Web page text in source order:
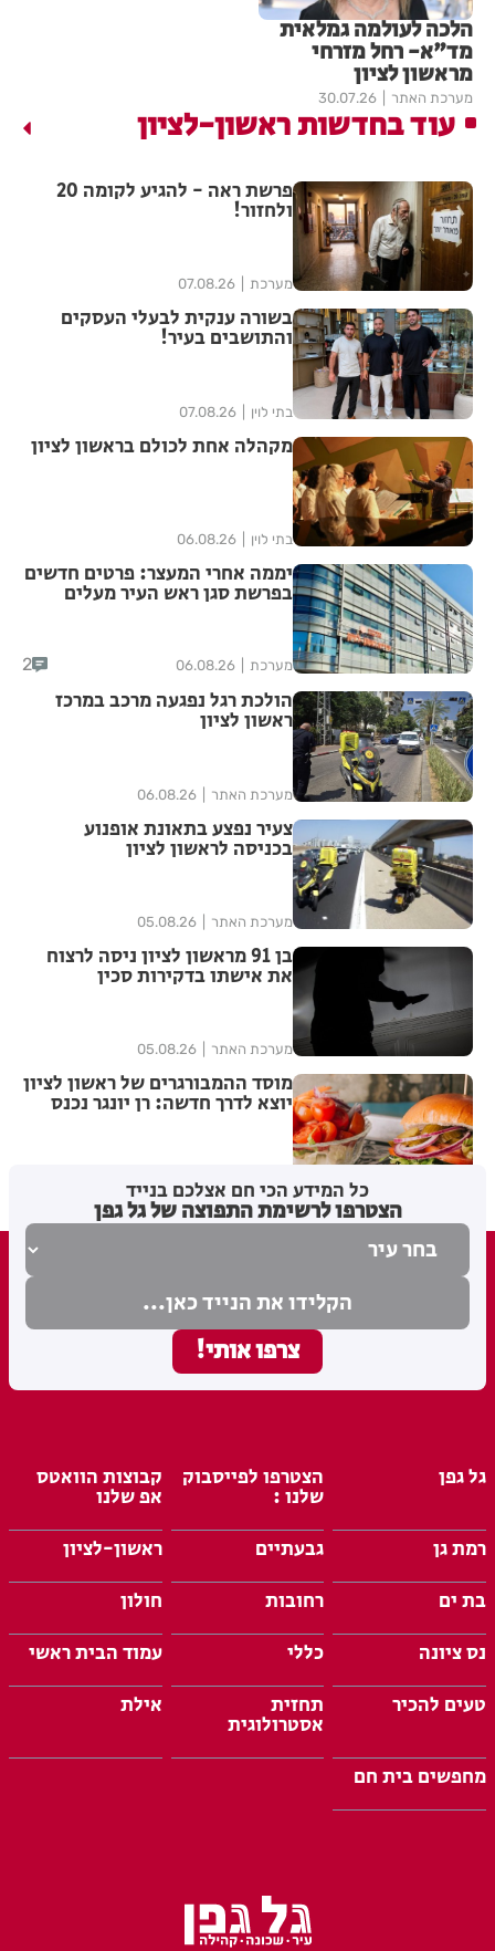
הלכה לעולמה גמלאית
מד"א- רחל מזרחי
מראשון לציון
מערכת האתר 30.07.26
עוד בחדשות ראשון-לציון
פרשת ראה - להגיע לקומה 20
ולחזור!
מערכת 07.08.26
בשורה ענקית לבעלי העסקים
והתושבים בעיר!
בתי לוין 07.08.26
מקהלה אחת לכולם בראשון לציון
בתי לוין 06.08.26
יממה אחרי המעצר: פרטים חדשים
בפרשת סגן ראש העיר מעלים
מערכת 06.08.26
2
הולכת רגל נפגעה מרכב במרכז
ראשון לציון
מערכת האתר 06.08.26
צעיר נפצע בתאונת אופנוע
בכניסה לראשון לציון
מערכת האתר 05.08.26
בן 91 מראשון לציון ניסה לרצוח
את אישתו בדקירות סכין
מערכת האתר 05.08.26
מוסד ההמבורגרים של ראשון לציון
יוצא לדרך חדשה: רן יונגר נכנס
כל המידע הכי חם אצלכם בנייד
הצטרפו לרשימת התפוצה של גל גפן
גל גפן הצטרפו לפייסבוק
שלנו :
קבוצות הוואטס
אפ שלנו
רמת גן
גבעתיים
ראשון-לציון
בת ים
רחובות
חולון
נס ציונה
כללי
עמוד הבית ראשי
טעים להכיר
תחזית
אסטרולוגית
אילת
מחפשים בית חם